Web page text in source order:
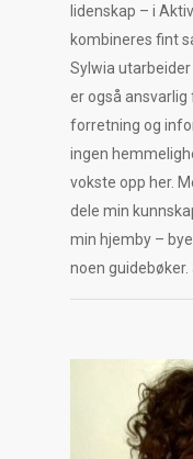
lidenskap – i
kombineres fint
Sylwia
er også ansvarlig
forretning og
ingen
vokste opp her.
dele min
min hjemby –
noen